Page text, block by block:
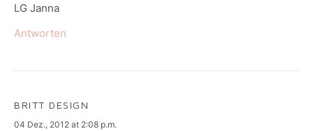
LG Janna
Antworten
BRITT DESIGN
says:
04 Dez., 2012 at 2:08 p.m.